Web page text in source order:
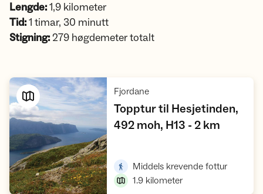
Lengde:1,9 kilometer
Tid:1 timar, 30 minutt
Stigning:279 høgdemeter totalt
Fjordane,
Topptur til Hesjetinden,
492 moh, H13 - 2 km
Middels krevende fottur,
1.9 kilometer